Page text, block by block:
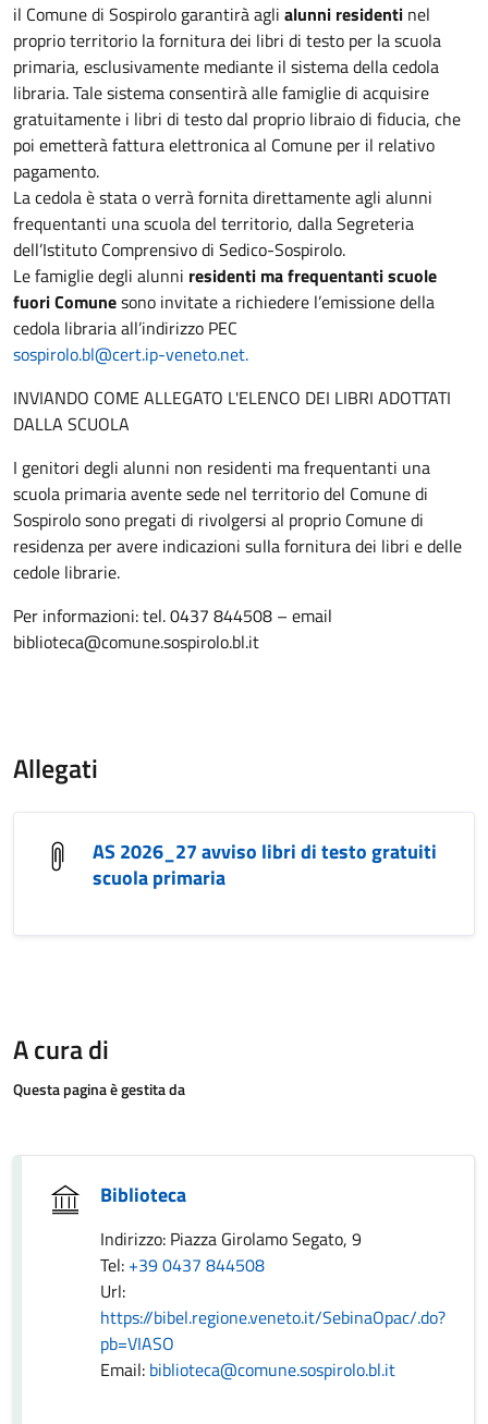
il Comune di Sospirolo garantirà agli alunni residenti nel
proprio territorio la fornitura dei libri di testo per la scuola
primaria, esclusivamente mediante il sistema della cedola
libraria. Tale sistema consentirà alle famiglie di acquisire
gratuitamente i libri di testo dal proprio libraio di fiducia, che
poi emetterà fattura elettronica al Comune per il relativo
pagamento.
La cedola è stata o verrà fornita direttamente agli alunni
frequentanti una scuola del territorio, dalla Segreteria
dell’Istituto Comprensivo di Sedico-Sospirolo.
Le famiglie degli alunni residenti ma frequentanti scuole
fuori Comunesono invitate a richiedere l’emissione della
cedola libraria all’indirizzo PEC
sospirolo.bl@cert.ip-veneto.net.
INVIANDO COME ALLEGATO L'ELENCO DEI LIBRI ADOTTATI
DALLA SCUOLA
I genitori degli alunni non residenti ma frequentanti una
scuola primaria avente sede nel territorio del Comune di
Sospirolo sono pregati di rivolgersi al proprio Comune di
residenza per avere indicazioni sulla fornitura dei libri e delle
cedole librarie.
Per informazioni: tel. 0437 844508 – email
biblioteca@comune.sospirolo.bl.it
Allegati
AS 2026_27 avviso libri di testo gratuiti
scuola primaria
A cura di
Questa pagina è gestita da
Biblioteca
Indirizzo: Piazza Girolamo Segato, 9
Tel: +39 0437 844508
Url:
https://bibel.regione.veneto.it/SebinaOpac/.do?
pb=VIASO
Email: biblioteca@comune.sospirolo.bl.it